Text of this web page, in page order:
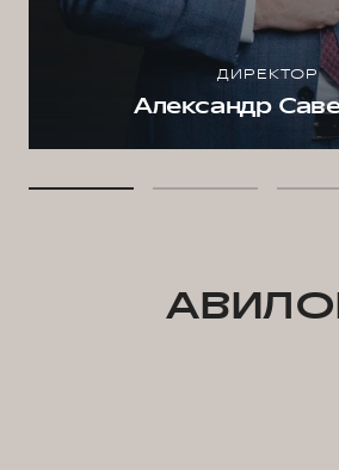
ДИРЕКТОР
Александр